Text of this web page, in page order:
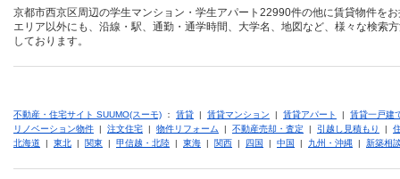
京都市西京区周辺の学生マンション・学生アパート22990件の他に賃貸物件を
エリア以外にも、沿線・駅、通勤・通学時間、大学名、地図など、様々な検索
しております。
不動産・住宅サイト SUUMO(スーモ) ： 賃貸 | 賃貸マンション | 賃貸アパート | 賃貸一戸建
リノベーション物件 | 注文住宅 | 物件リフォーム | 不動産売却・査定 | 引越し見積もり |
北海道 | 東北 | 関東 | 甲信越・北陸 | 東海 | 関西 | 四国 | 中国 | 九州・沖縄 | 新築相